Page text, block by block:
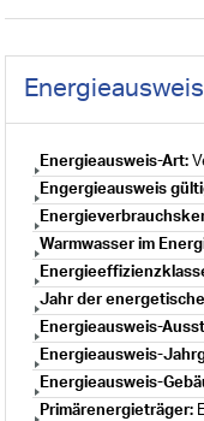
Energieausweis
Energieausweis-Art:
Engergieausweis
Warmwasser im
Jahr der
Energieausweis-
Energieausweis-
Energieausweis-
Primärenergieträger: